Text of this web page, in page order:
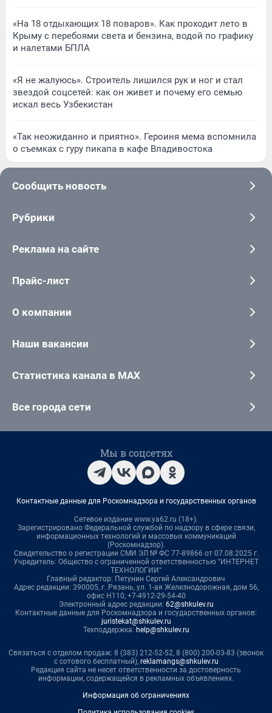
«На 18 отдыхающих 18 поваров». Как проходит лето в
Крыму с перебоями света и бензина, водой по графику
и налетами БПЛА
«Я не жалуюсь». Строитель лишился рук и ног и стал
звездой соцсетей: как он живет и почему его семью
искал весь Узбекистан
«Так неожиданно и приятно». Героиня мема вспомнила
о съемках с гуру пикапа в кафе Владивостока
Сообщить новость
Рубрики
Реклама на сайте
Прайс-лист
О компании
Наши вакансии
Статистика канала в MAX
Все города сети
Мы в соцсетях
Контактные данные для Роскомнадзора и государственных органов
Сетевое издание www.ya62.ru (18+).
Зарегистрировано Федеральной службой по надзору в сфере связи,
информационных технологий и массовых коммуникаций
(Роскомнадзор).
Свидетельство о регистрации СМИ ЭЛ № ФС 77-89866 от 07.08.2025 г.
Учредитель: Общество с ограниченной ответственностью "ИНТЕРНЕТ
ТЕХНОЛОГИИ"
Главный редактор: Петунин Сергей Александрович
Адрес редакции: 390005, г. Рязань, ул. 1-ая Железнодорожная, дом 56,
офис Н110, +7-4912-29-54-40
Электронный адрес редакции: 62@shkulev.ru
Контактные данные для Роскомнадзора и государственных органов:
juristekat@shkulev.ru
Техподдержка: help@shkulev.ru
Связаться с отделом продаж: 8 (383) 212-52-52, 8 (800) 200-03-83 (звонок
с сотового бесплатный), reklamangs@shkulev.ru
Редакция сайта не несет ответственности за достоверность
информации, содержащейся в рекламных объявлениях.
Информация об ограничениях